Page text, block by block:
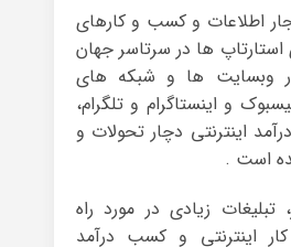
اطلاعات و کسب و کارهای
استارتاپ ها در سرتاسر جهان
وبسایت ها و شبکه های
و اینستاگرام و تلگرام،
اینترنتی دچار تحولات و
است .
زیادی در مورد راه
اینترنتی و کسب درآمد